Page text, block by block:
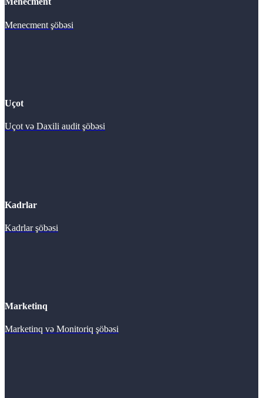
Menecment şöbəsi
Uçot
Uçot və Daxili audit şöbəsi
Kadrlar
Kadrlar şöbəsi
Marketinq
Marketinq və Monitoriq şöbəsi